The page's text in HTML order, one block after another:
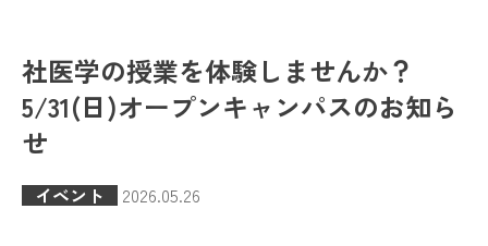
社医学の授業を体験しませんか？
5/31(日)オープンキャンパスのお知ら
せ
イベント 2026.05.26